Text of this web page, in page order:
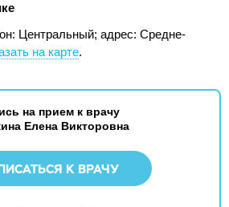
Центральный; адрес: Средне-
на карте.
на прием к врачу
Елена Викторовна
К ВРАЧУ